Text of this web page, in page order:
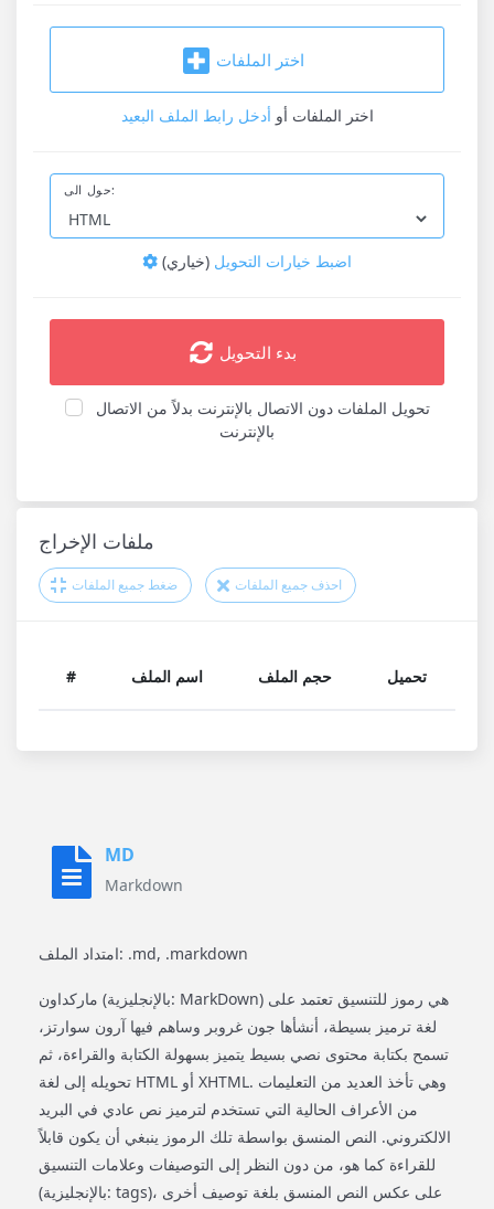
اختر الملفات
اختر الملفات أو أدخل رابط الملف البعيد
حول الى:
اضبط خيارات التحويل (خياري)
بدء التحويل
تحويل الملفات دون الاتصال بالإنترنت بدلاً من الاتصال
بالإنترنت
ملفات الإخراج
ضغط جميع الملفات احذف جميع الملفات
# اسم الملف حجم الملف تحميل
MD
Markdown
امتداد الملف: .md, .markdown
ماركداون (بالإنجليزية: MarkDown) هي رموز للتنسيق تعتمد على
لغة ترميز بسيطة، أنشأها جون غروبر وساهم فيها آرون سوارتز،
تسمح بكتابة محتوى نصي بسيط يتميز بسهولة الكتابة والقراءة، ثم
تحويله إلى لغة HTML أو XHTML. وهي تأخذ العديد من التعليمات
من الأعراف الحالية التي تستخدم لترميز نص عادي في البريد
الالكتروني. النص المنسق بواسطة تلك الرموز ينبغي أن يكون قابلاً
للقراءة كما هو، من دون النظر إلى التوصيفات وعلامات التنسيق
(بالإنجليزية: tags)، على عكس النص المنسق بلغة توصيف أخرى